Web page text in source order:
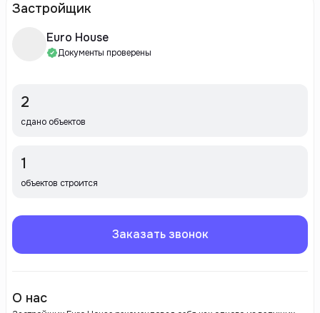
Застройщик
Euro House
Документы проверены
2
сдано объектов
1
объектов строится
Заказать звонок
О нас